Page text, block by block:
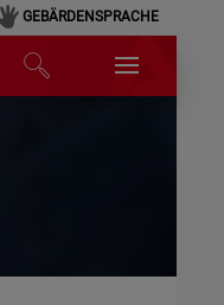
GEBÄRDENSPRACHE